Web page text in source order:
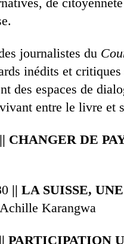
journalistes du
inédits et
des espaces de
entre le livre et
|| CHANGER DE
|| LA SUISSE,
Karangwa
|| PARTICIPATION